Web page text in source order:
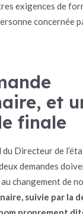
exigences de
concernée
et
finale
du Directeur de
demandes
changement de
suivie par la